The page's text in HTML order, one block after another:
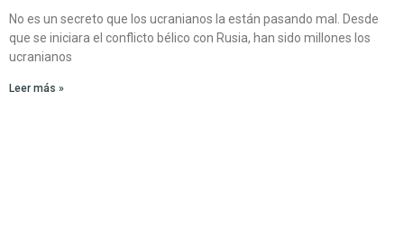
No es un secreto que los ucranianos la están pasando mal. Desde
que se iniciara el conflicto bélico con Rusia, han sido millones los
ucranianos
Leer más »